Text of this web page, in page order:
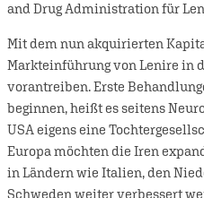
and Drug Administration für
Mit dem nun akquirierten
Markteinführung von Lenire in
vorantreiben. Erste
beginnen, heißt es seitens
USA eigens eine
Europa möchten die Iren
in Ländern wie Italien, den
Schweden weiter verbessert